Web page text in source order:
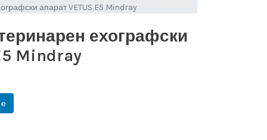
апарат VETUS E5 Mindray
ехографски
Mindray